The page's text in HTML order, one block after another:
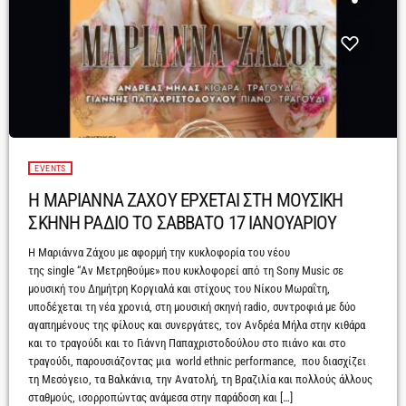
EVENTS
Η ΜΑΡΙΑΝΝΑ ΖΑΧΟΥ ΕΡΧΕΤΑΙ ΣΤΗ ΜΟΥΣΙΚΗ
ΣΚΗΝΗ ΡΑΔΙΟ ΤΟ ΣΑΒΒΑΤΟ 17 ΙΑΝΟΥΑΡΙΟΥ
Η Μαριάννα Ζάχου με αφορμή την κυκλοφορία του νέου
της single “Αν Μετρηθούμε» που κυκλοφορεί από τη Sony Music σε
μουσική του Δημήτρη Κοργιαλά και στίχους του Νίκου Μωραΐτη,
υποδέχεται τη νέα χρονιά, στη μουσική σκηνή radio, συντροφιά με δύο
αγαπημένους της φίλους και συνεργάτες, τον Ανδρέα Μήλα στην κιθάρα
και το τραγούδι και το Γιάννη Παπαχριστοδούλου στο πιάνο και στο
τραγούδι, παρουσιάζοντας μια world ethnic performance, που διασχίζει
τη Μεσόγειο, τα Βαλκάνια, την Ανατολή, τη Βραζιλία και πολλούς άλλους
σταθμούς, ισορροπώντας ανάμεσα στην παράδοση και […]